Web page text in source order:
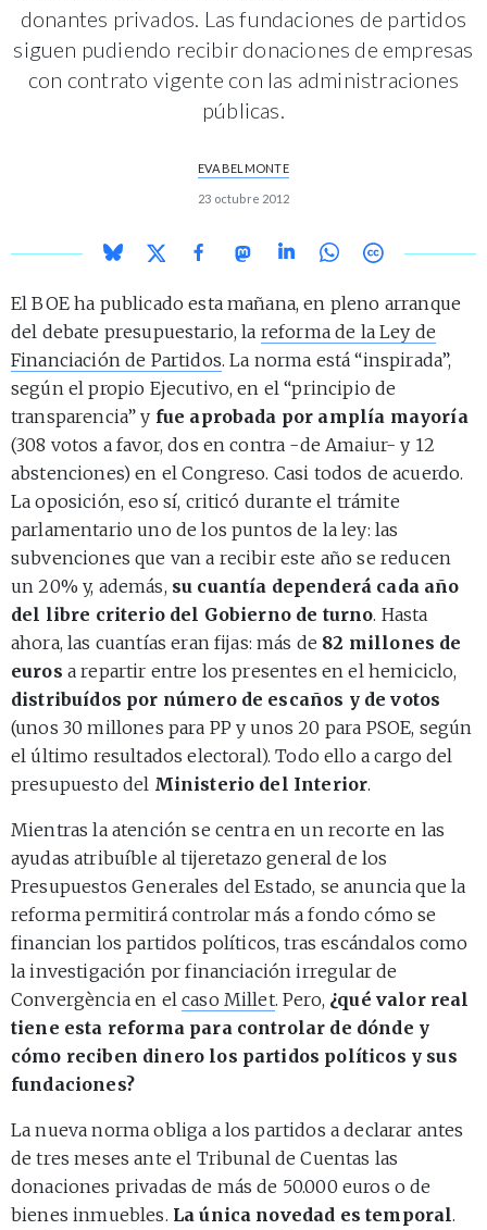
donantes privados. Las fundaciones de partidos
siguen pudiendo recibir donaciones de empresas
con contrato vigente con las administraciones
públicas.
EVA BELMONTE
23 octubre 2012
El BOE ha publicado esta mañana, en pleno arranque
del debate presupuestario, la reforma de la Ley de
Financiación de Partidos. La norma está “inspirada”,
según el propio Ejecutivo, en el “principio de
transparencia” y fue aprobada por amplía mayoría
(308 votos a favor, dos en contra -de Amaiur- y 12
abstenciones) en el Congreso. Casi todos de acuerdo.
La oposición, eso sí, criticó durante el trámite
parlamentario uno de los puntos de la ley: las
subvenciones que van a recibir este año se reducen
un 20% y, además, su cuantía dependerá cada año
del libre criterio del Gobierno de turno. Hasta
ahora, las cuantías eran fijas: más de 82 millones de
euros a repartir entre los presentes en el hemiciclo,
distribuídos por número de escaños y de votos
(unos 30 millones para PP y unos 20 para PSOE, según
el último resultados electoral). Todo ello a cargo del
presupuesto del Ministerio del Interior.
Mientras la atención se centra en un recorte en las
ayudas atribuíble al tijeretazo general de los
Presupuestos Generales del Estado, se anuncia que la
reforma permitirá controlar más a fondo cómo se
financian los partidos políticos, tras escándalos como
la investigación por financiación irregular de
Convergència en elcaso Millet. Pero, ¿qué valor real
tiene esta reforma para controlar de dónde y
cómo reciben dinero los partidos políticos y sus
fundaciones?
La nueva norma obliga a los partidos a declarar antes
de tres meses ante el Tribunal de Cuentas las
donaciones privadas de más de 50.000 euros o de
bienes inmuebles. La única novedad es temporal.